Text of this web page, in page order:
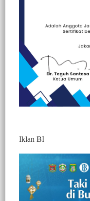
BERITA
CALON
TORAJA
KADER
Iklan BI